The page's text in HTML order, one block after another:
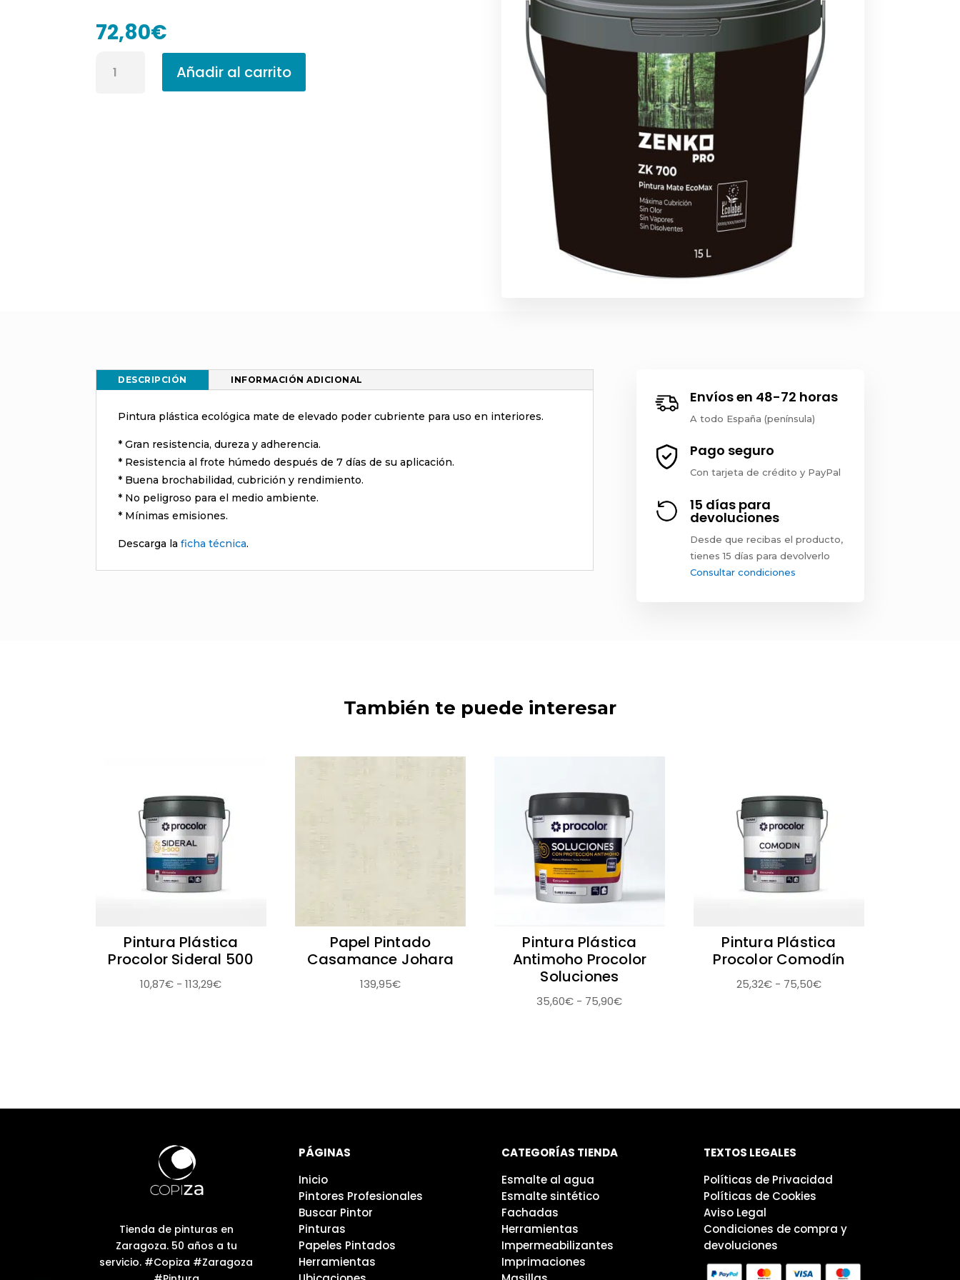
72,80€
Plástica
Añadir al carrito
DESCRIPCIÓN INFORMACIÓN ADICIONAL
Pintura plástica ecológica mate de elevado poder cubriente para uso en interiores.
* Gran resistencia, dureza y adherencia.
* Resistencia al frote húmedo después de 7 días de su aplicación.
* Buena brochabilidad, cubrición y rendimiento.
* No peligroso para el medio ambiente.
* Mínimas emisiones.
Descarga laficha técnica.
Envíos en 48-72 horas
A todo España (península)
Pago seguro
Con tarjeta de crédito y PayPal
15 días para
devoluciones
Desde que recibas el producto,
tienes 15 días para devolverlo
Consultar condiciones
También te puede interesar
Pintura Plástica
Procolor Sideral 500
10,87€ - 113,29€Rango
Papel Pintado
Casamance Johara
139,95€
Pintura Plástica
Antimoho Procolor
Soluciones
35,60€ - 75,90€Rango
75,90€
Pintura Plástica
Procolor Comodín
25,32€ - 75,50€Rango
Tienda de pinturas en
Zaragoza. 50 años a tu
servicio. #Copiza #Zaragoza
PÁGINAS
Inicio
Pintores Profesionales
Buscar Pintor
Pinturas
Papeles Pintados
Herramientas
CATEGORÍAS TIENDA
Esmalte al agua
Esmalte sintético
Fachadas
Herramientas
Impermeabilizantes
Imprimaciones
TEXTOS LEGALES
Políticas de Privacidad
Políticas de Cookies
Aviso Legal
Condiciones de compra y
devoluciones